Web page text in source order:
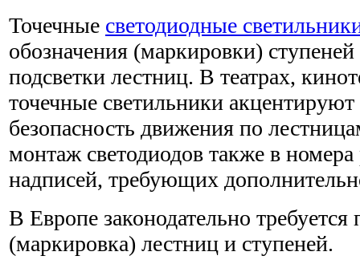
Точечные светодиодные
обозначения (маркировки)
подсветки лестниц. В театрах,
точечные светильники
безопасность движения по
монтаж светодиодов также в
надписей, требующих
В Европе законодательно требуется
(маркировка) лестниц и ступеней.